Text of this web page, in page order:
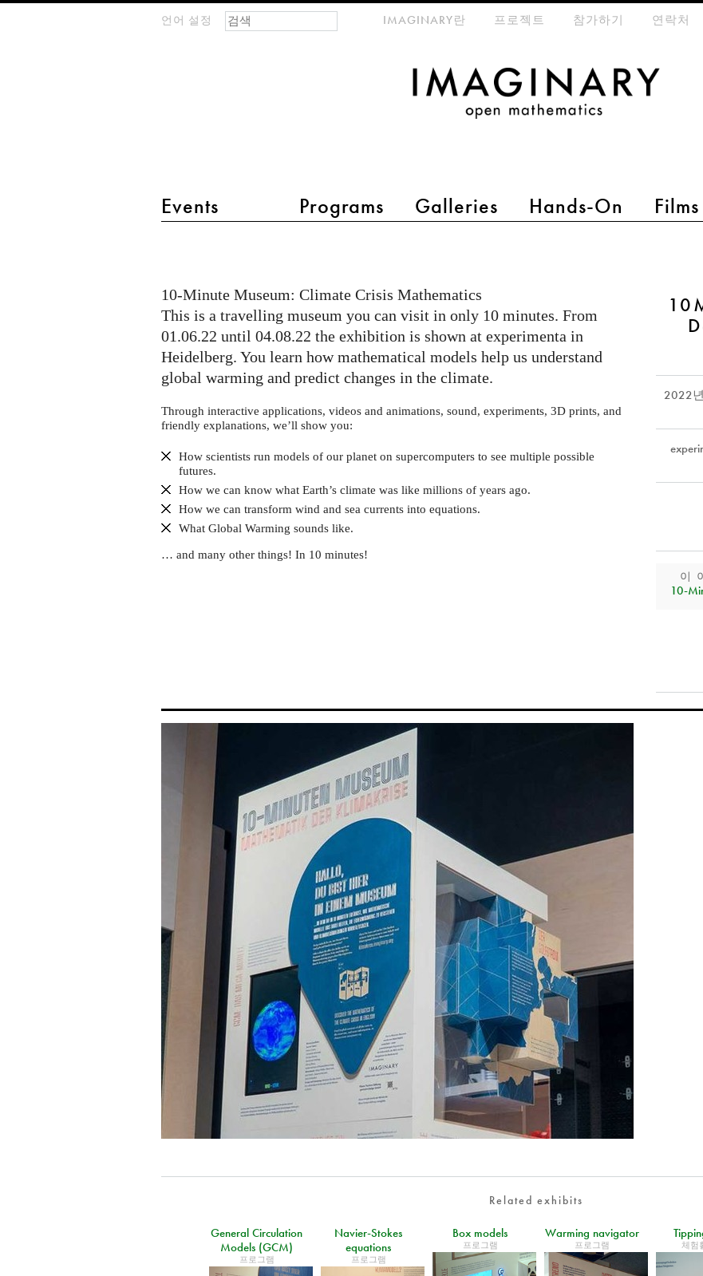
언어 설정
main menu 2
Events Programs Galleries Hands-On Films
meta-menuIMAGINARY란 프로젝트 참가하기 연락처
검색 폼
찾기
experimenta
-
Das
Science
Center
Heilbronn
2022
이
10-Minute Museum: Climate Crisis Mathematics
This is a travelling museum you can visit in only 10 minutes. From
01.06.22 until 04.08.22 the exhibition is shown at experimenta in
Heidelberg. You learn how mathematical models help us understand
global warming and predict changes in the climate.
Through interactive applications, videos and animations, sound, experiments, 3D prints, and
friendly explanations, we’ll show you:
How scientists run models of our planet on supercomputers to see multiple possible
futures.
How we can know what Earth’s climate was like millions of years ago.
How we can transform wind and sea currents into equations.
What Global Warming sounds like.
… and many other things! In 10 minutes!
Related exhibits
General Circulation
Models (GCM)
프로그램
Navier-Stokes
equations
프로그램
Box models
프로그램
Warming navigator
프로그램 체험